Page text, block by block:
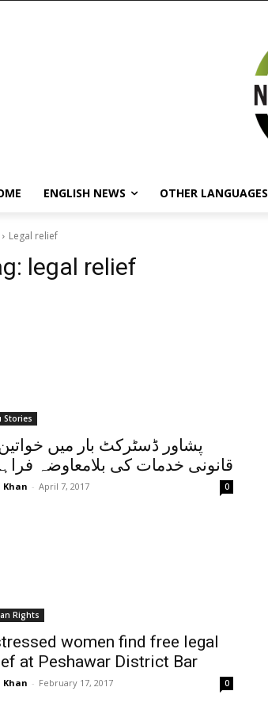
ENGLISH NEWS OTHER LANGUAGES
Legal relief
legal relief
Stories
پشاور ڈسٹرکٹ بار میں
قانونی خدمات کی بلامعاوضہ
Khan - April 7, 2017 0
Rights
women find free legal
at Peshawar District Bar
Khan - February 17, 2017 0